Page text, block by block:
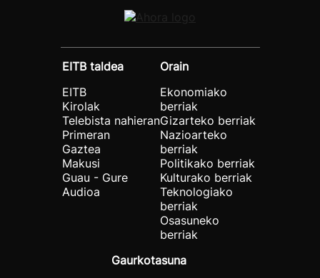
EITB taldea
EITB
Kirolak
Telebista nahieran
Primeran
Gaztea
Makusi
Guau - Gure
Audioa
Orain
Ekonomiako
berriak
Gizarteko berriak
Nazioarteko
berriak
Politikako berriak
Kulturako berriak
Teknologiako
berriak
Osasuneko
berriak
Gaurkotasuna